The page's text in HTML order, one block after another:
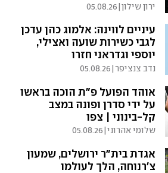
ירון שילון|
05.08.26
עיניים לווינה: אלמוג כהן עדכן
לגבי כשירות שועה ואצילי,
יוספי וגדראני חזרו
נדב צנציפר|
05.08.26
אוהד הפועל פ"ת הוכה בראשו
על ידי סדרן ופונה במצב
קל-בינוני | צפו
שלומי אהרוני|
05.08.26
אגדת בית"ר ירושלים, שמעון
צ'רנוחה, הלך לעולמו